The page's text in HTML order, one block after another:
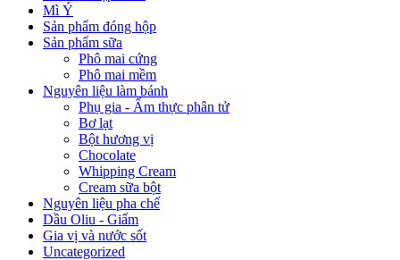
Mì Ý
Sản phẩm đóng hộp
Sản phẩm sữa
Phô mai cứng
Phô mai mềm
Nguyên liệu làm bánh
Phụ gia - Ẩm thực phân tử
Bơ lạt
Bột hương vị
Chocolate
Whipping Cream
Cream sữa bột
Nguyên liệu pha chế
Dầu Oliu - Giấm
Gia vị và nước sốt
Uncategorized